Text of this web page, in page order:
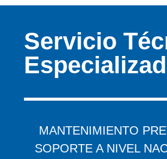
Servicio
MANTENIMIENTO
SOPORTE A NIVEL